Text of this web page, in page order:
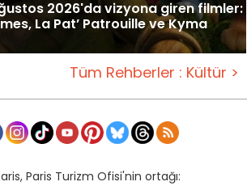
2026'da vizyona giren filmler:
La Pat’ Patrouille ve Kyma
Tüm Rehberler : Kültür >
Paris Turizm Ofisi'nin ortağı: